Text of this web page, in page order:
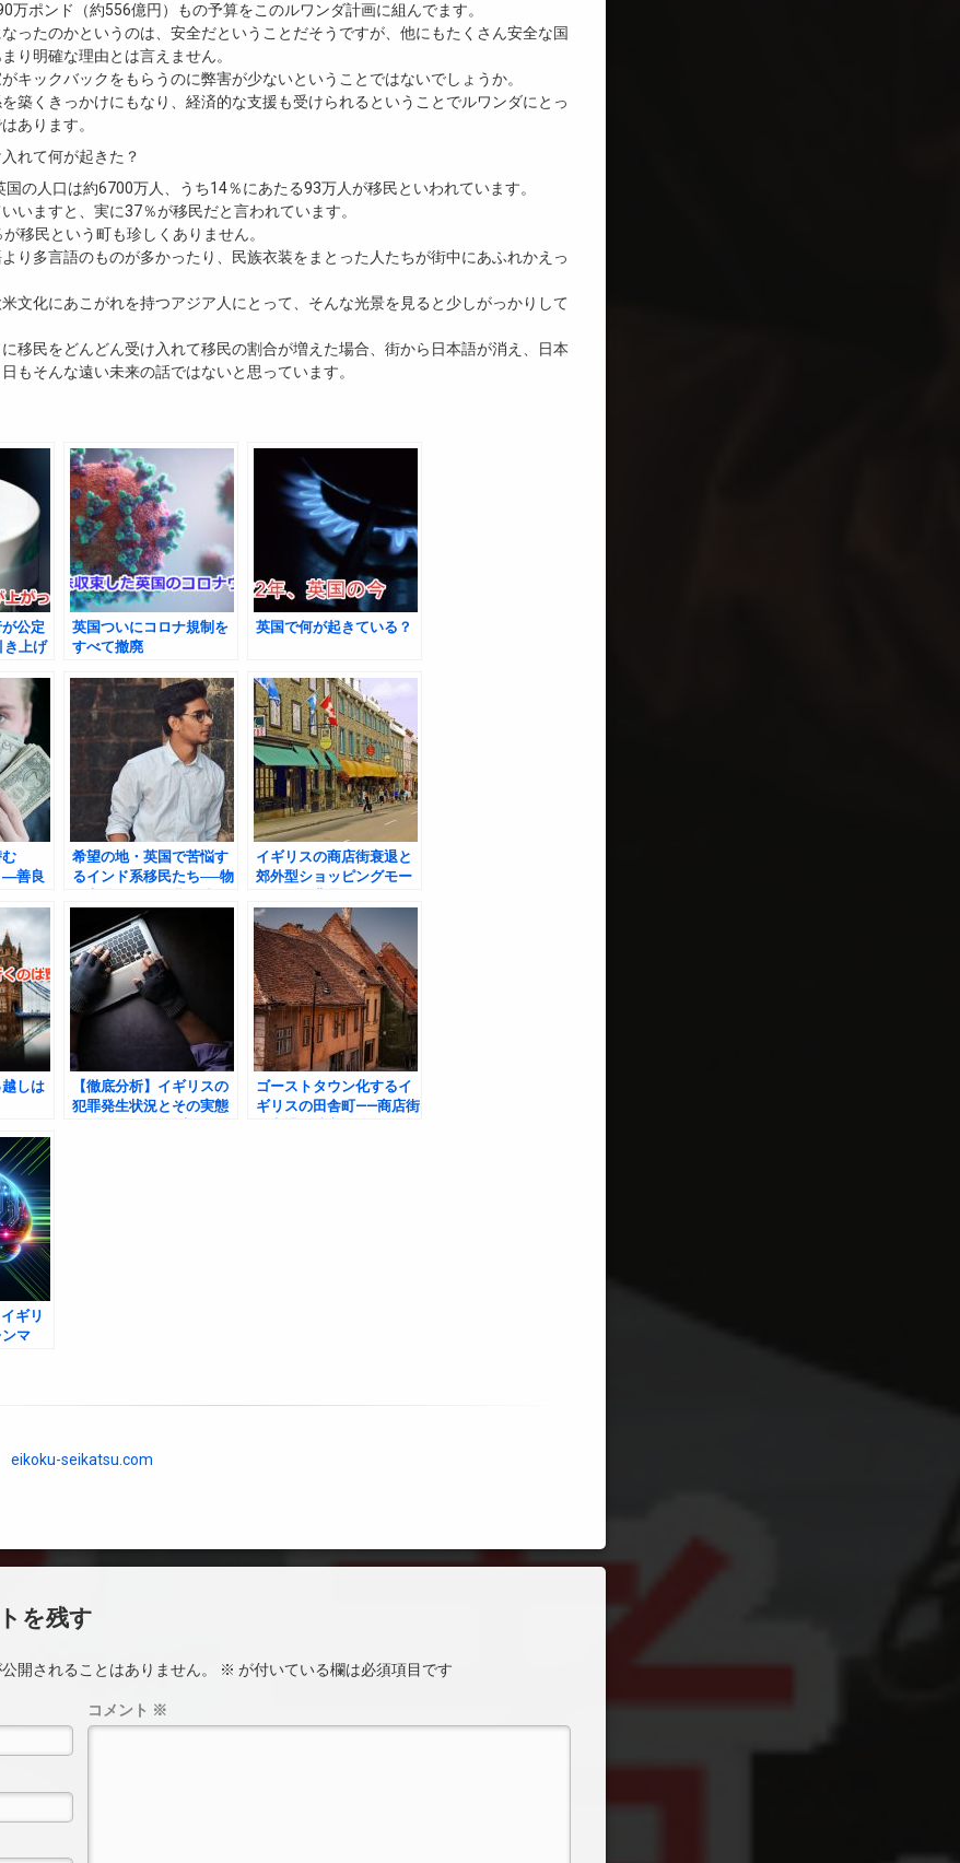
万ポンド（約556億円）もの予算をこのルワンダ計画に組んでます。
ったのかというのは、安全だということだそうですが、他にもたくさん安全な国
り明確な理由とは言えません。
キックバックをもらうのに弊害が少ないということではないでしょうか。
築くきっかけにもなり、経済的な支援も受けられるということでルワンダにとっ
あります。
れて何が起きた？
の人口は約6700万人、うち14％にあたる93万人が移民といわれています。
いますと、実に37％が移民だと言われています。
移民という町も珍しくありません。
り多言語のものが多かったり、民族衣装をまとった人たちが街中にあふれかえっ
文化にあこがれを持つアジア人にとって、そんな光景を見ると少しがっかりして
移民をどんどん受け入れて移民の割合が増えた場合、街から日本語が消え、日本
もそんな遠い未来の話ではないと思っています。
公定
き上げ
英国ついにコロナ規制を
すべて撤廃
英国で何が起きている？
―善良
獄
希望の地・英国で苦悩す
るインド系移民たち──物
イギリスの商店街衰退と
郊外型ショッピングモー
望
しは
【徹底分析】イギリスの
犯罪発生状況とその実態
ゴーストタウン化するイ
ギリスの田舎町——商店街
ギリ
マ
eikoku-seikatsu.com
を残す
開されることはありません。 ※ が付いている欄は必須項目です
コメント ※